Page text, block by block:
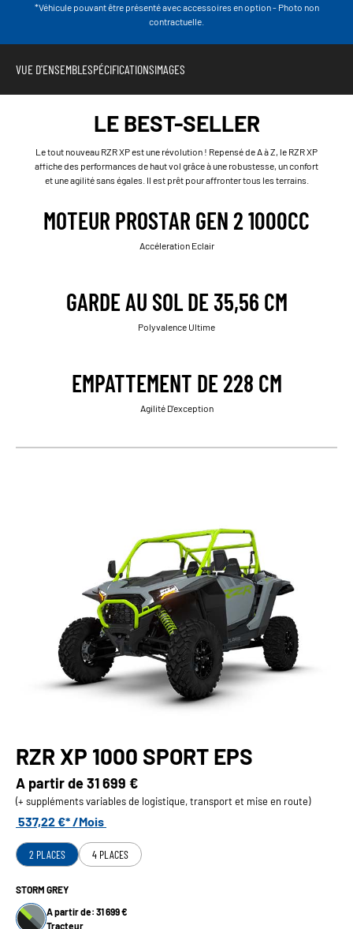
*Véhicule pouvant être présenté avec accessoires en option - Photo non
contractuelle.
VUE D'ENSEMBLESPÉCIFICATIONSIMAGES
LE BEST-SELLER
Le tout nouveau RZR XP est une révolution ! Repensé de A à Z, le RZR XP
affiche des performances de haut vol grâce à une robustesse, un confort
et une agilité sans égales. Il est prêt pour affronter tous les terrains.
MOTEUR PROSTAR GEN 2 1000CC
Accéleration Eclair
GARDE AU SOL DE 35,56 CM
Polyvalence Ultime
EMPATTEMENT DE 228 CM
Agilité D'exception
RZR XP 1000 SPORT EPS
A partir de31 699 €
(+ suppléments variables de logistique, transport et mise en route)
537,22 €* /Mois
2 PLACES 4 PLACES
STORM GREY
A partir de: 31 699 €
Tracteur